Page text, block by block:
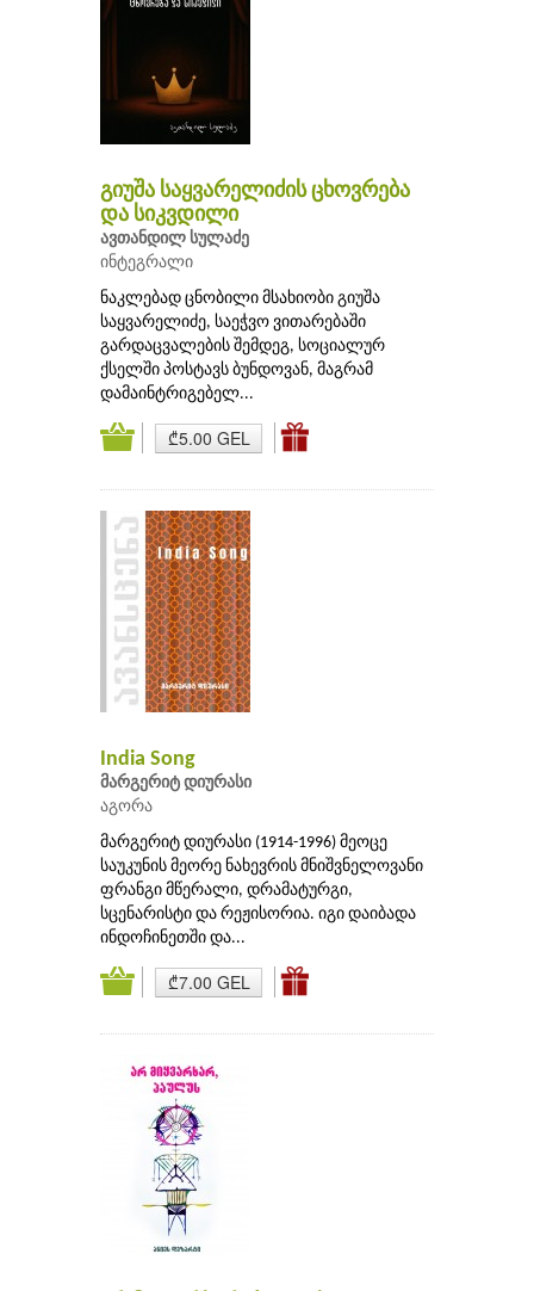
გიუშა საყვარელიძის ცხოვრება
და სიკვდილი
ავთანდილ სულაძე
ინტეგრალი
ნაკლებად ცნობილი მსახიობი გიუშა
საყვარელიძე, საეჭვო ვითარებაში
გარდაცვალების შემდეგ, სოციალურ
ქსელში პოსტავს ბუნდოვან, მაგრამ
დამაინტრიგებელ...
₾5.00 GEL
India Song
მარგერიტ დიურასი
აგორა
მარგერიტ დიურასი (1914-1996) მეოცე
საუკუნის მეორე ნახევრის მნიშვნელოვანი
ფრანგი მწერალი, დრამატურგი,
სცენარისტი და რეჟისორია. იგი დაიბადა
ინდოჩინეთში და...
₾7.00 GEL